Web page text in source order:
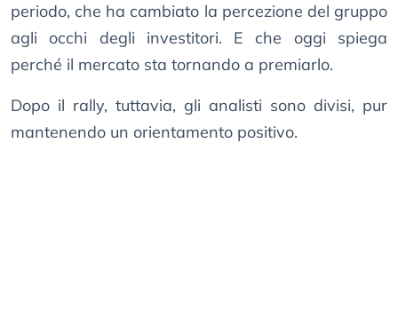
periodo, che ha cambiato la percezione del gruppo
agli occhi degli investitori. E che oggi spiega
perché il mercato sta tornando a premiarlo.
Dopo il rally, tuttavia, gli analisti sono divisi, pur
mantenendo un orientamento positivo.